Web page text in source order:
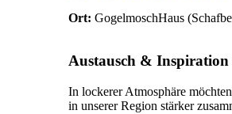
Ort: GogelmoschHaus(
Austausch &
In lockerer Atmosphäre
in unserer Region stärker